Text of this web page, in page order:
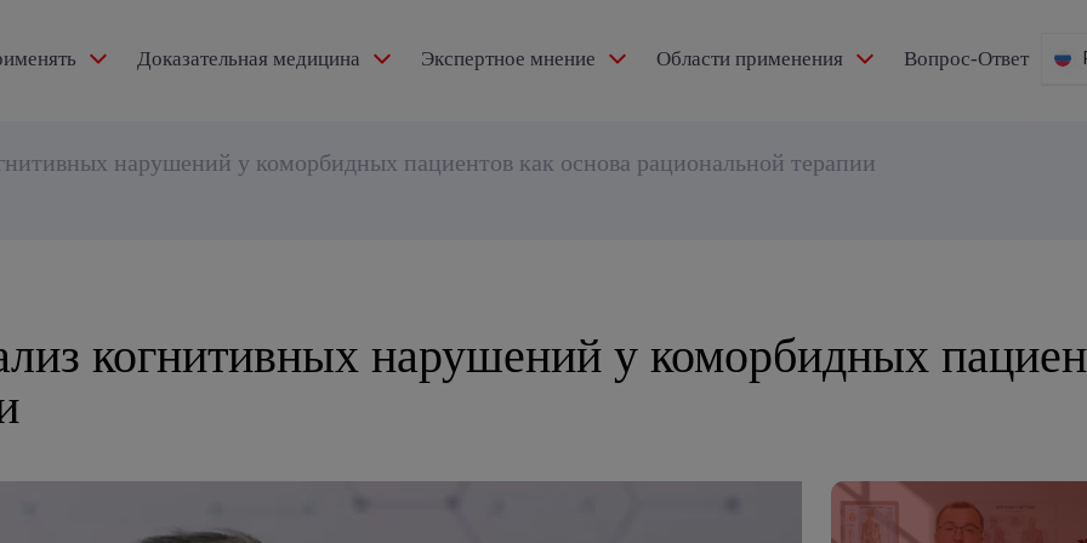
Доказательная медицина Экспертное мнение Области применения Вопрос-Ответ
нарушений у коморбидных пациентов как основа рациональной терапии
когнитивных нарушений у коморбидных